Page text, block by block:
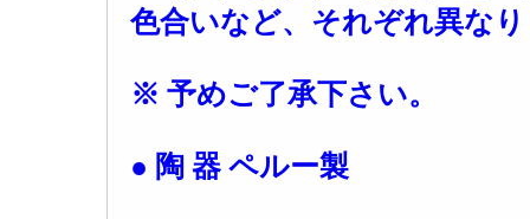
色合いなど、それぞれ異な
※ 予めご了承下さい。
● 陶 器 ペルー製